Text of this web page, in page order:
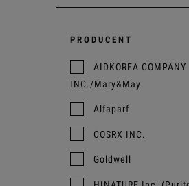
PRODUCENT
AIDKOREA COMPANY
INC./Mary&May
Alfaparf
COSRX INC.
Goldwell